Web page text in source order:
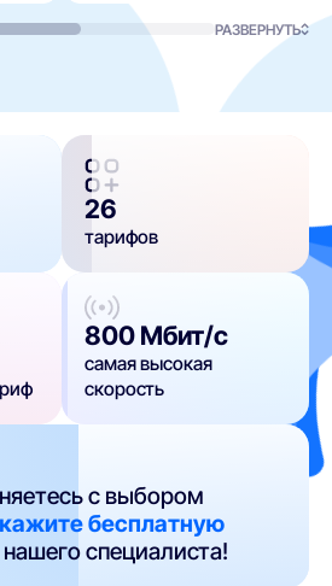
РАЗВЕРНУТЬ
26
тарифов
800 Мбит/с
самая высокая
скорость
с выбором
бесплатную
нашего специалиста!